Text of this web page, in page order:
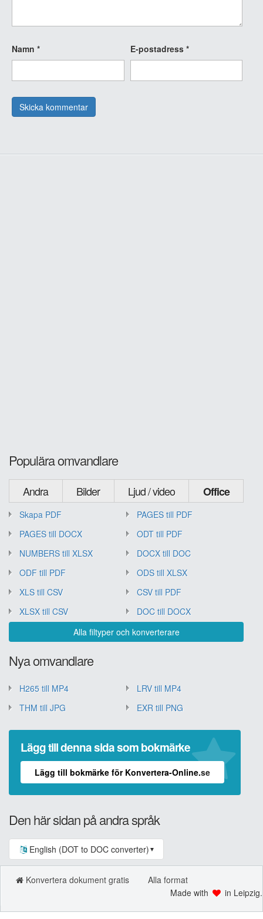
Namn * E-postadress *
Populära omvandlare
Andra Bilder Ljud / video Office
Skapa PDF
PAGES till PDF
PAGES till DOCX
ODT till PDF
NUMBERS till XLSX
DOCX till DOC
ODF till PDF
ODS till XLSX
XLS till CSV
CSV till PDF
XLSX till CSV
DOC till DOCX
Alla filtyper och konverterare
Nya omvandlare
H265 till MP4
LRV till MP4
THM till JPG
EXR till PNG
Lägg till denna sida som bokmärke
Lägg till bokmärke för Konvertera-Online.se
Den här sidan på andra språk
English (DOT to DOC converter) ▼
Konvertera dokument gratis
Alla format
Made with
in Leipzig.